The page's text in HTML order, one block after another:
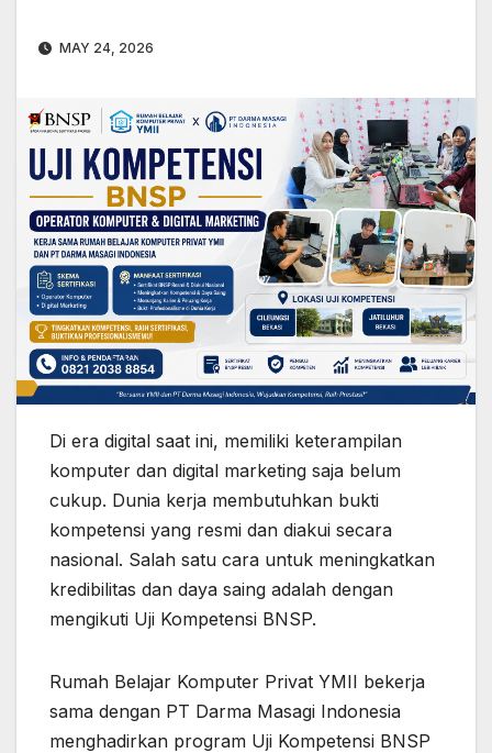
MAY 24, 2026
Di era digital saat ini, memiliki keterampilan
komputer dan digital marketing saja belum
cukup. Dunia kerja membutuhkan bukti
kompetensi yang resmi dan diakui secara
nasional. Salah satu cara untuk meningkatkan
kredibilitas dan daya saing adalah dengan
mengikuti Uji Kompetensi BNSP.
Rumah Belajar Komputer Privat YMII bekerja
sama dengan PT Darma Masagi Indonesia
menghadirkan program Uji Kompetensi BNSP